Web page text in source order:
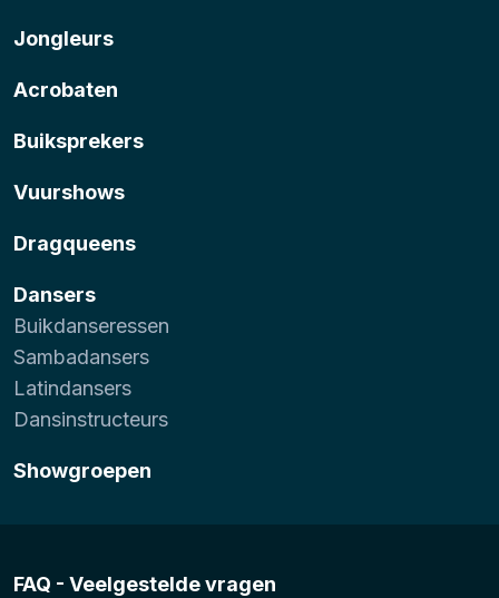
Jongleurs
Acrobaten
Buiksprekers
Vuurshows
Dragqueens
Dansers
Buikdanseressen
Sambadansers
Latindansers
Dansinstructeurs
Showgroepen
FAQ - Veelgestelde vragen